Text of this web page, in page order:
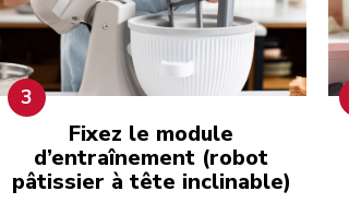
3
Fixez le module
d’entraînement (robot
pâtissier à tête inclinable)